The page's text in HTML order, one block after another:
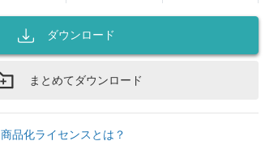
ダウンロード
まとめてダウンロード
商品化ライセンスとは？